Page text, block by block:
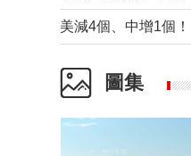
圖集